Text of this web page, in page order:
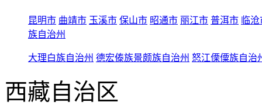
昆明市 曲靖市 玉溪市 保山市 昭通市 丽江市 普洱市 临
族自治州
大理白族自治州 德宏傣族景颇族自治州 怒江傈僳族自治
西藏自治区